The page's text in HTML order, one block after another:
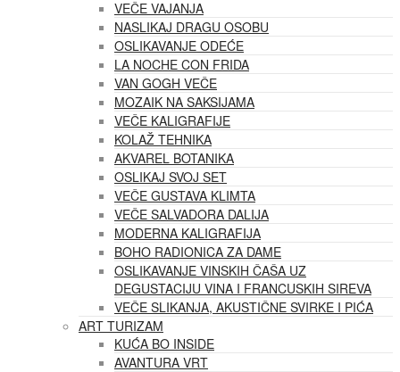
VEČE VAJANJA
NASLIKAJ DRAGU OSOBU
OSLIKAVANJE ODEĆE
LA NOCHE CON FRIDA
VAN GOGH VEČE
MOZAIK NA SAKSIJAMA
VEČE KALIGRAFIJE
KOLAŽ TEHNIKA
AKVAREL BOTANIKA
OSLIKAJ SVOJ SET
VEČE GUSTAVA KLIMTA
VEČE SALVADORA DALIJA
MODERNA KALIGRAFIJA
BOHO RADIONICA ZA DAME
OSLIKAVANJE VINSKIH ČAŠA UZ
DEGUSTACIJU VINA I FRANCUSKIH SIREVA
VEČE SLIKANJA, AKUSTIČNE SVIRKE I PIĆA
ART TURIZAM
KUĆA BO INSIDE
AVANTURA VRT